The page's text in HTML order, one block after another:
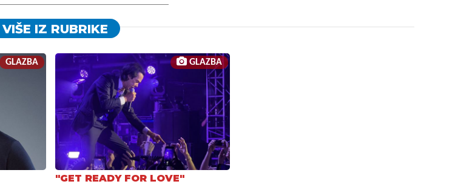
VIŠE IZ RUBRIKE
GLAZBA GLAZBA
"GET READY FOR LOVE"